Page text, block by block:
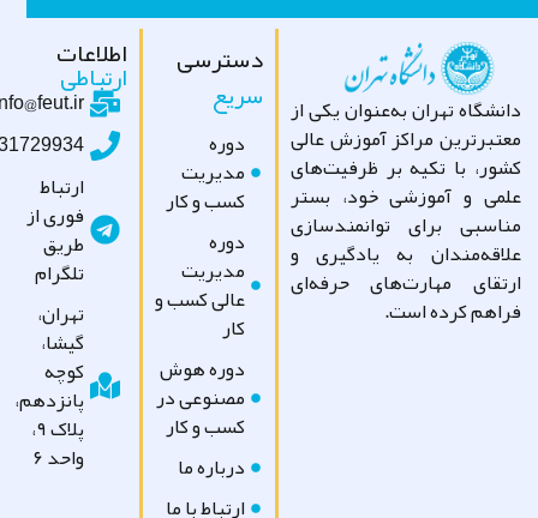
تهران به‌عنوان یکی از
مراکز آموزش عالی
با تکیه بر ظرفیت‌های
و آموزشی خود، بستر
برای توانمندسازی
به یادگیری و
مهارت‌های حرفه‌ای
کرده است.
دسترسی
سریع
مدیریت
کسب و کار
مدیریت
عالی کسب و
دوره هوش
مصنوعی در
کسب و کار
درباره ما
ارتباط با ما
اطلاعات
ارتباطی
info@feut.ir
09031729934
ارتباط
فوری از
طریق
تلگرام
تهران،
گیشا،
کوچه
پانزدهم،
پلاک ۹،
واحد ۶